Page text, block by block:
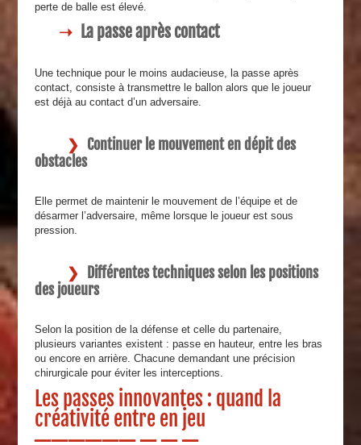
perte de balle est élevé.
La passe après contact
Une technique pour le moins audacieuse, la passe après
contact, consiste à transmettre le ballon alors que le joueur
est déjà au contact d’un adversaire.
Continuer le mouvement en dépit des
obstacles
Elle permet de maintenir le mouvement de l’équipe et de
désarmer l’adversaire, même lorsque le joueur est sous
pression.
Différentes techniques selon les positions
des joueurs
Selon la position de la défense et celle du partenaire,
plusieurs variantes existent : passe en hauteur, entre les bras
ou encore en arrière. Chacune demandant une précision
chirurgicale pour éviter les interceptions.
Les passes innovantes : quand la
créativité entre en jeu